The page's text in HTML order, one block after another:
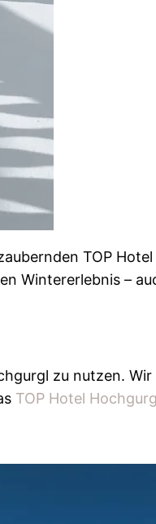
TOP
Wintererlebnis –
zu nutzen.
TOP Hotel